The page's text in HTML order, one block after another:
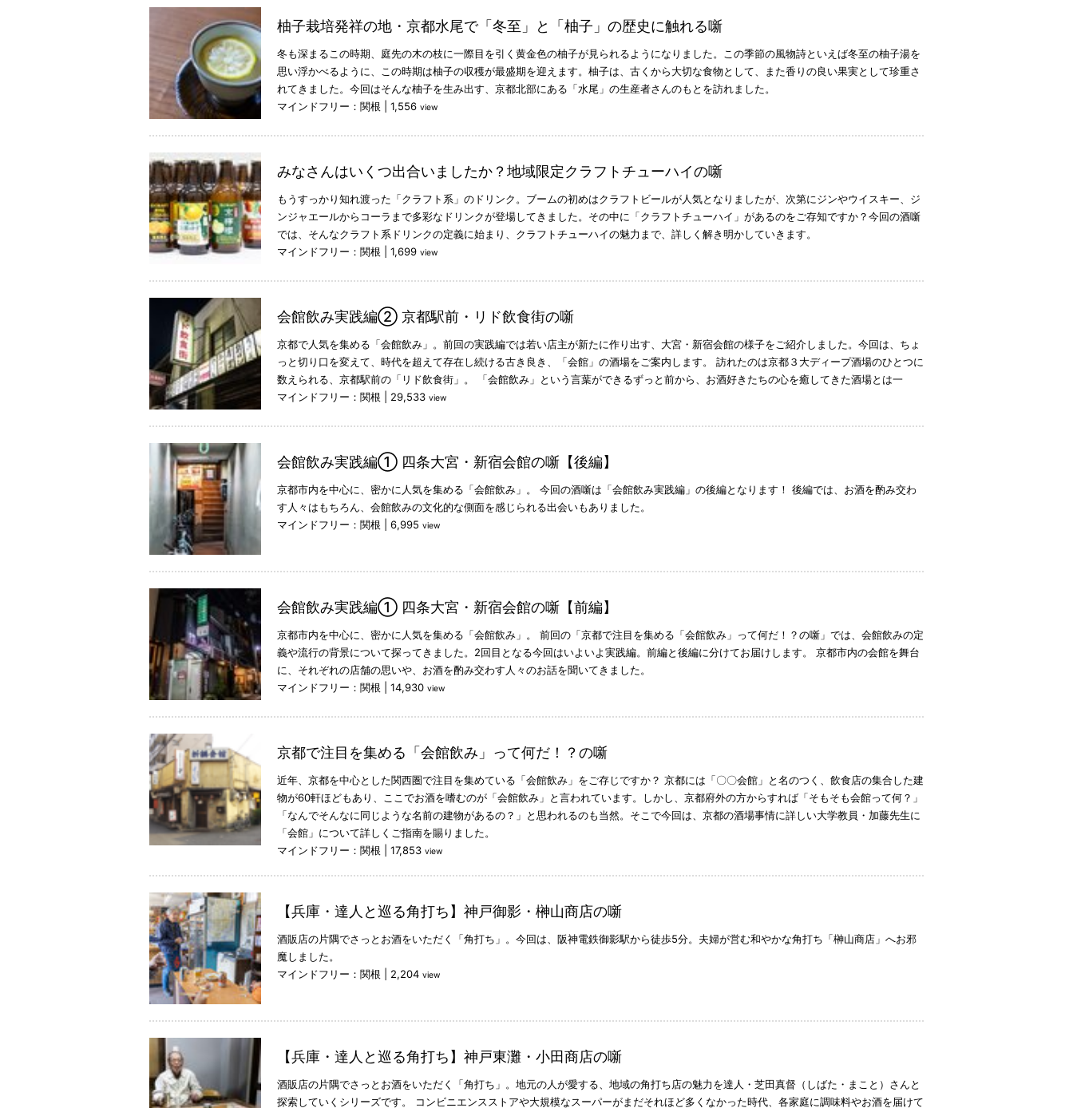
柚子栽培発祥の地・京都水尾で「冬至」と「柚子」の歴史に触れる噺
冬も深まるこの時期、庭先の木の枝に一際目を引く黄金色の柚子が見られるようになりました。この季節の風物詩といえば冬至の柚子湯を
思い浮かべるように、この時期は柚子の収穫が最盛期を迎えます。柚子は、古くから大切な食物として、また香りの良い果実として珍重さ
れてきました。今回はそんな柚子を生み出す、京都北部にある「水尾」の生産者さんのもとを訪れました。
マインドフリー：関根
1,556 view
みなさんはいくつ出合いましたか？地域限定クラフトチューハイの噺
もうすっかり知れ渡った「クラフト系」のドリンク。ブームの初めはクラフトビールが人気となりましたが、次第にジンやウイスキー、ジ
ンジャエールからコーラまで多彩なドリンクが登場してきました。その中に「クラフトチューハイ」があるのをご存知ですか？今回の酒噺
では、そんなクラフト系ドリンクの定義に始まり、クラフトチューハイの魅力まで、詳しく解き明かしていきます。
マインドフリー：関根
1,699 view
会館飲み実践編② 京都駅前・リド飲食街の噺
京都で人気を集める「会館飲み」。前回の実践編では若い店主が新たに作り出す、大宮・新宿会館の様子をご紹介しました。今回は、ちょ
っと切り口を変えて、時代を超えて存在し続ける古き良き、「会館」の酒場をご案内します。 訪れたのは京都３大ディープ酒場のひとつに
数えられる、京都駅前の「リド飲食街」。 「会館飲み」という言葉ができるずっと前から、お酒好きたちの心を癒してきた酒場とは一
マインドフリー：関根
29,533 view
会館飲み実践編① 四条大宮・新宿会館の噺【後編】
京都市内を中心に、密かに人気を集める「会館飲み」。 今回の酒噺は「会館飲み実践編」の後編となります！ 後編では、お酒を酌み交わ
す人々はもちろん、会館飲みの文化的な側面を感じられる出会いもありました。
マインドフリー：関根
6,995 view
会館飲み実践編① 四条大宮・新宿会館の噺【前編】
京都市内を中心に、密かに人気を集める「会館飲み」。 前回の「京都で注目を集める「会館飲み」って何だ！？の噺」では、会館飲みの定
義や流行の背景について探ってきました。2回目となる今回はいよいよ実践編。前編と後編に分けてお届けします。 京都市内の会館を舞台
に、それぞれの店舗の思いや、お酒を酌み交わす人々のお話を聞いてきました。
マインドフリー：関根
14,930 view
京都で注目を集める「会館飲み」って何だ！？の噺
近年、京都を中心とした関西圏で注目を集めている「会館飲み」をご存じですか？ 京都には「〇〇会館」と名のつく、飲食店の集合した建
物が60軒ほどもあり、ここでお酒を嗜むのが「会館飲み」と言われています。しかし、京都府外の方からすれば「そもそも会館って何？」
「なんでそんなに同じような名前の建物があるの？」と思われるのも当然。そこで今回は、京都の酒場事情に詳しい大学教員・加藤先生に
「会館」について詳しくご指南を賜りました。
マインドフリー：関根
17,853 view
【兵庫・達人と巡る角打ち】神戸御影・榊山商店の噺
酒販店の片隅でさっとお酒をいただく「角打ち」。今回は、阪神電鉄御影駅から徒歩5分。夫婦が営む和やかな角打ち「榊山商店」へお邪
魔しました。
マインドフリー：関根
2,204 view
【兵庫・達人と巡る角打ち】神戸東灘・小田商店の噺
酒販店の片隅でさっとお酒をいただく「角打ち」。地元の人が愛する、地域の角打ち店の魅力を達人・芝田真督（しばた・まこと）さんと
探索していくシリーズです。 コンビニエンスストアや大規模なスーパーがまだそれほど多くなかった時代、各家庭に調味料やお酒を届けて